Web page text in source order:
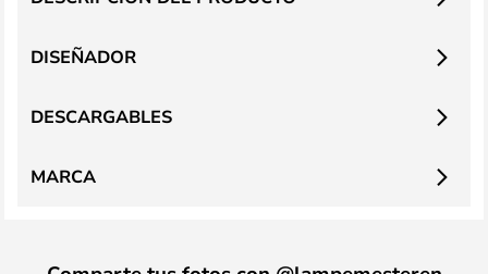
DISEÑADOR
DESCARGABLES
MARCA